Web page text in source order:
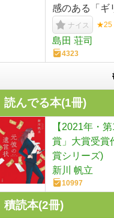
感のある「ギ
ナイス ★25
島田 荘司
4323
読んでる本(1冊)
【2021年・
賞」大賞受賞
賞シリーズ)
新川 帆立
10997
積読本(2冊)